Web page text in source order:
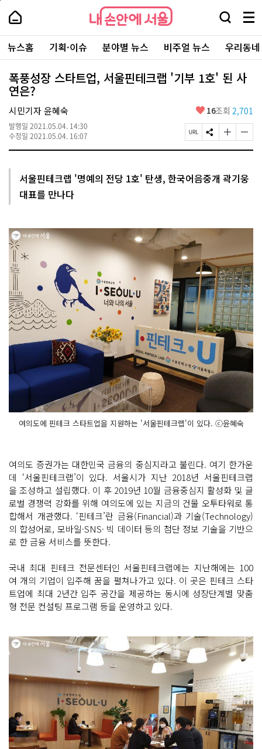
본
로
가
내
손
안
에
서
울
-
서
울
시
대
표
소
통
포
내
손
에
울
검
창
열
기
메
뉴
전
체
보
주
요
서
뉴스홈 기획·이슈 분야별 뉴스 비주얼 뉴스 우리동
폭풍성장 스타트업, 서울핀테크랩 '기부 1호' 된 사
연은?
시민기자 윤혜숙
발행일 2021.05.04. 14:30
수정일 2021.05.04. 16:07
좋
요
16조회 2,701
페
이
R
L
S
N
유
하
글
자
크
게
기
글
자
작
게
기
서울핀테크랩 '명예의 전당 1호' 탄생, 한국어음중개 곽기웅
대표를 만나다
여의도에 핀테크 스타트업을 지원하는 '서울핀테크랩'이 있다. ⓒ윤혜숙
여의도 증권가는 대한민국 금융의 중심지라고 불린다. 여기 한가운
데 ‘서울핀테크랩’이 있다. 서울시가 지난 2018년 서울핀테크랩
을 조성하고 설립했다. 이 후 2019년 10월 금융중심지 활성화 및 글
로벌 경쟁력 강화를 위해 여의도에 있는 지금의 건물 오투타워로 통
합해서 개관했다. ‘핀테크’란 금융(Financial)과 기술(Technology)
의 합성어로, 모바일·SNS· 빅 데이터 등의 첨단 정보 기술을 기반으
로 한 금융 서비스를 뜻한다.
국내 최대 핀테크 전문센터인 서울핀테크랩에는 지난해에는 100
여 개의 기업이 입주해 꿈을 펼쳐나가고 있다. 이 곳은 핀테크 스타
트업에 최대 2년간 입주 공간을 제공하는 동시에 성장단계별 맞춤
형 전문 컨설팅 프로그램 등을 운영하고 있다.
페
상
단
로